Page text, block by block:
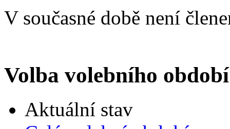
V současné době není
Volba volebního období
Aktuální stav